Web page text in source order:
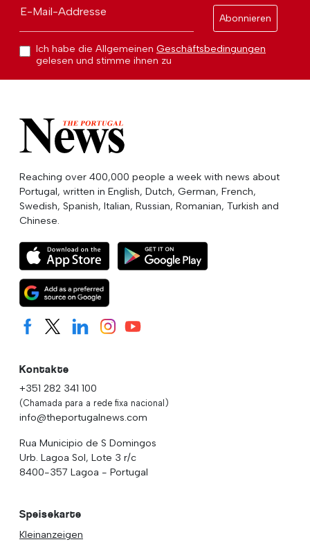
E-Mail-Addresse
Abonnieren
Ich habe die Allgemeinen Geschäftsbedingungen
gelesen und stimme ihnen zu
Reaching over 400,000 people a week with news about
Portugal, written in English, Dutch, German, French,
Swedish, Spanish, Italian, Russian, Romanian, Turkish and
Chinese.
Kontakte
+351 282 341 100
(Chamada para a rede fixa nacional)
info@theportugalnews.com
Rua Municipio de S Domingos
Urb. Lagoa Sol, Lote 3 r/c
8400-357 Lagoa - Portugal
Speisekarte
Kleinanzeigen